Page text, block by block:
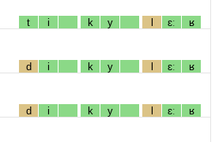
t i k y l ɛː ʁ
d i k y l ɛː ʁ
d i k y l ɛː ʁ